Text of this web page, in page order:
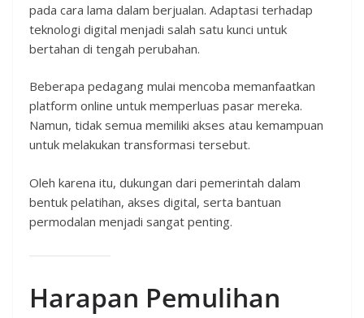
pada cara lama dalam berjualan. Adaptasi terhadap
teknologi digital menjadi salah satu kunci untuk
bertahan di tengah perubahan.
Beberapa pedagang mulai mencoba memanfaatkan
platform online untuk memperluas pasar mereka.
Namun, tidak semua memiliki akses atau kemampuan
untuk melakukan transformasi tersebut.
Oleh karena itu, dukungan dari pemerintah dalam
bentuk pelatihan, akses digital, serta bantuan
permodalan menjadi sangat penting.
Harapan Pemulihan